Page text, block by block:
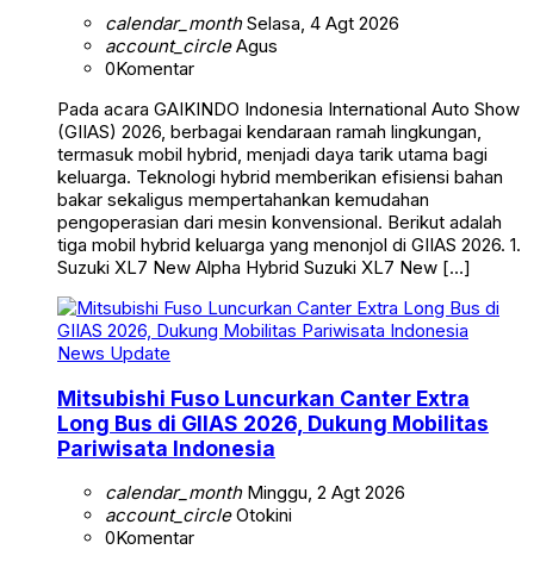
calendar_monthSelasa, 4 Agt 2026
account_circleAgus
0Komentar
Pada acara GAIKINDO Indonesia International Auto Show
(GIIAS) 2026, berbagai kendaraan ramah lingkungan,
termasuk mobil hybrid, menjadi daya tarik utama bagi
keluarga. Teknologi hybrid memberikan efisiensi bahan
bakar sekaligus mempertahankan kemudahan
pengoperasian dari mesin konvensional. Berikut adalah
tiga mobil hybrid keluarga yang menonjol di GIIAS 2026. 1.
Suzuki XL7 New Alpha Hybrid Suzuki XL7 New […]
News Update
Mitsubishi Fuso Luncurkan Canter Extra
Long Bus di GIIAS 2026, Dukung Mobilitas
Pariwisata Indonesia
calendar_monthMinggu, 2 Agt 2026
account_circleOtokini
0Komentar